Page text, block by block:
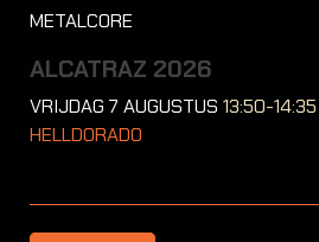
METALCORE
ALCATRAZ 2026
VRIJDAG 7 AUGUSTUS 13:50-14:35
HELLDORADO